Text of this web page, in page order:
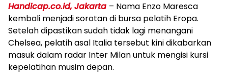
Handicap.co.id,Jakarta – Nama Enzo Maresca
kembali menjadi sorotan di bursa pelatih Eropa.
Setelah dipastikan sudah tidak lagi menangani
Chelsea, pelatih asal Italia tersebut kini dikabarkan
masuk dalam radar Inter Milan untuk mengisi kursi
kepelatihan musim depan.